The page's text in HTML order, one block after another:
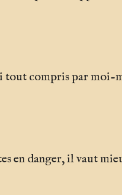
tout compris par moi-
en danger, il vaut